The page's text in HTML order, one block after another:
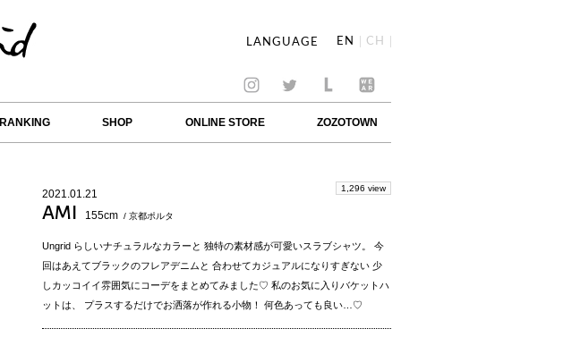
LANGUAGE EN CH
RANKING SHOP ONLINE STORE ZOZOTOWN
2021.01.21
AMI 155cm / 京都ポルタ
1,296 view
Ungrid らしいナチュラルなカラーと 独特の素材感が可愛いスラブシャツ。 今
回はあえてブラックのフレアデニムと 合わせてカジュアルになりすぎない 少
しカッコイイ雰囲気にコーデをまとめてみました♡ 私のお気に入りバケットハ
ットは、 プラスするだけでお洒落が作れる小物！ 何色あっても良い…♡